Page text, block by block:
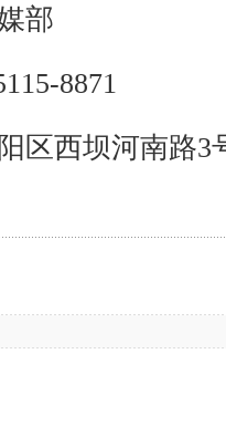
部
8871
区西坝河南路3